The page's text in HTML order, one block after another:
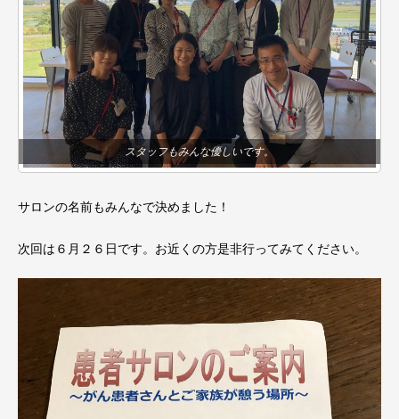
スタッフもみんな優しいです。
サロンの名前もみんなで決めました！
次回は６月２６日です。お近くの方是非行ってみてください。